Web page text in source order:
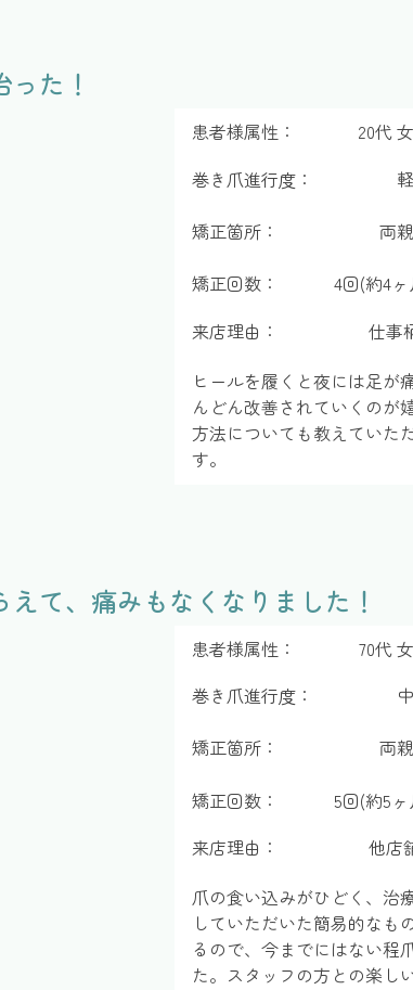
た！
患者様属性： 20代
巻き爪進行度：
矯正箇所： 両
矯正回数： 4回(約4ヶ
来店理由：
仕事
ヒールを履くと夜には足が
んどん改善されていくのが
方法についても教えていた
す。
えて、痛みもなくなりました！
患者様属性： 70代
巻き爪進行度：
矯正箇所： 両
矯正回数： 5回(約5ヶ
来店理由：
他店
爪の食い込みがひどく、治
していただいた簡易的なも
るので、今までにはない程
た。スタッフの方との楽し